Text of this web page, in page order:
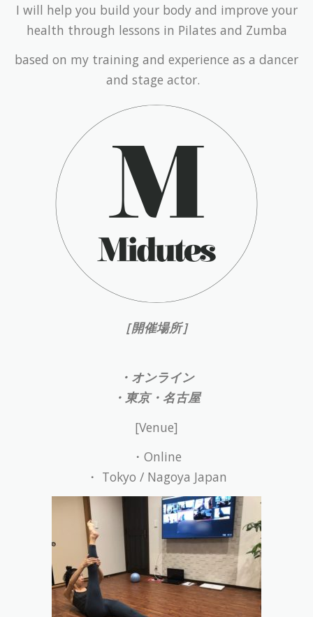
I will help you build your body and improve your
health through lessons in Pilates and Zumba
based on my training and experience as a dancer
and stage actor.
［開催場所］
・オンライン
・東京・名古屋
[Venue]
・Online
・ Tokyo / Nagoya Japan